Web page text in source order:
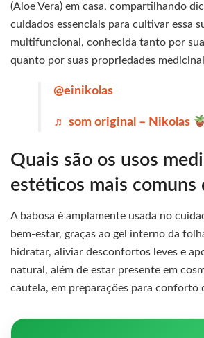
(Aloe Vera) em casa, compartilhando
cuidados essenciais para cultivar essa
multifuncional, conhecida tanto por sua
quanto por suas propriedades
@einikolas
♬ som original – Nikolas
Quais são os usos
estéticos mais comuns
A babosa é amplamente usada no
bem-estar, graças ao gel interno da
hidratar, aliviar desconfortos leves e
natural, além de estar presente em
cautela, em preparações para conforto